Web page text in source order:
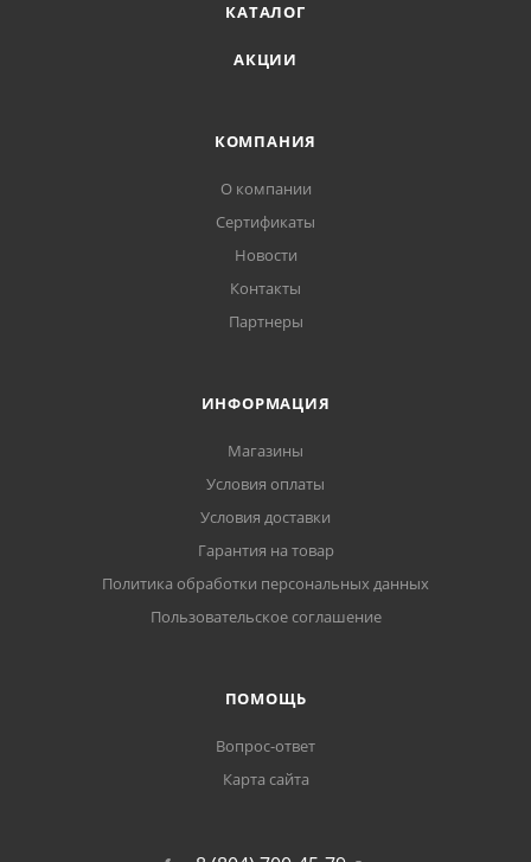
КАТАЛОГ
АКЦИИ
КОМПАНИЯ
О компании
Сертификаты
Новости
Контакты
Партнеры
ИНФОРМАЦИЯ
Магазины
Условия оплаты
Условия доставки
Гарантия на товар
Политика обработки персональных данных
Пользовательское соглашение
ПОМОЩЬ
Вопрос-ответ
Карта сайта